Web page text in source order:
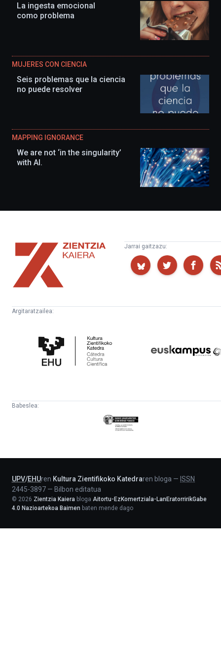
La ingesta emocional
como problema
MUJERES CON CIENCIA
Seis problemas que la ciencia
no puede resolver
MAPPING IGNORANCE
We are not ‘in the singularity’
with AI.
Zientzia
Kaiera
Jarrai gaitzazu:
Argitaratzailea:
Zientifikoko
Katedra
Babeslea:
Eusko
Jaurlaritza
UPV/EHUren Kultura Zientifikoko Katedraren bloga — ISSN
2445-3897 — Bilbon editatua
© 2026 Zientzia Kaiera bloga Aitortu-EzKomertziala-LanEratorririkGabe
4.0 Nazioartekoa Baimen baten mende dago